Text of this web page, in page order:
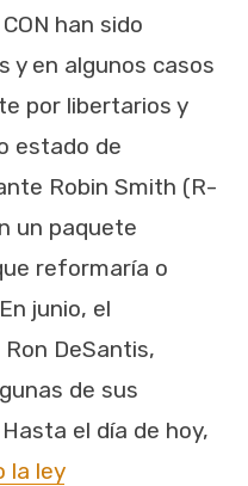
han sido
y en algunos casos
por libertarios y
estado de
Robin Smith (R-
un paquete
reformaría o
junio, el
DeSantis,
de sus
el día de hoy,
la ley